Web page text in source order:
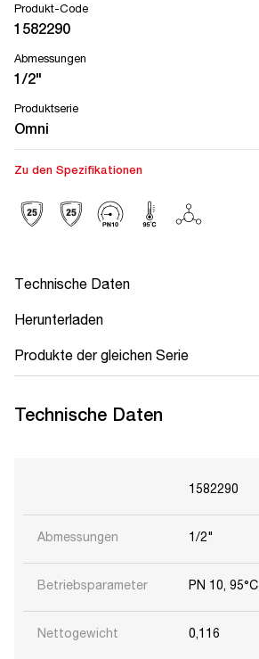
Produkt-Code
1582290
Abmessungen
1/2"
Produktserie
Omni
Zu den Spezifikationen
Technische Daten
Herunterladen
Produkte der gleichen Serie
Technische Daten
1582290
Abmessungen 1/2"
Betriebsparameter PN 10, 95°C
Nettogewicht 0,116